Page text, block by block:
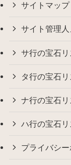
サイトマップ
サイト管理
サ行の宝石リ
タ行の宝石リ
ナ行の宝石リ
ハ行の宝石リ
プライバシ